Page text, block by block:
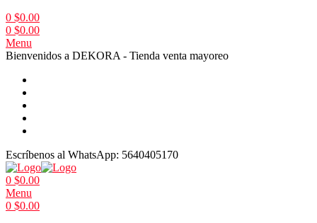
0 $0.00
0 $0.00
Menu
Bienvenidos a DEKORA - Tienda venta mayoreo
Escríbenos al WhatsApp: 5640405170
0 $0.00
Menu
0 $0.00